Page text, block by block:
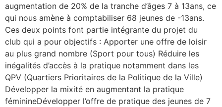
augmentation de 20% de la tranche d’âges 7 à 13ans, ce
qui nous amène à comptabiliser 68 jeunes de -13ans.
Ces deux points font partie intégrante du projet du
club qui a pour objectifs : Apporter une offre de loisir
au plus grand nombre (Sport pour tous) Réduire les
inégalités d’accès à la pratique notamment dans les
QPV (Quartiers Prioritaires de la Politique de la Ville)
Développer la mixité en augmentant la pratique
féminineDévelopper l’offre de pratique des jeunes de 7